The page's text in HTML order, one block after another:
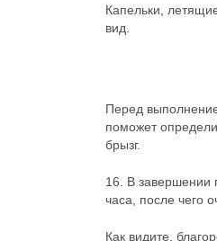
Капельки,
вид.
Перед
поможет
брызг.
16.
В завершении
часа, после чего
Как видите,